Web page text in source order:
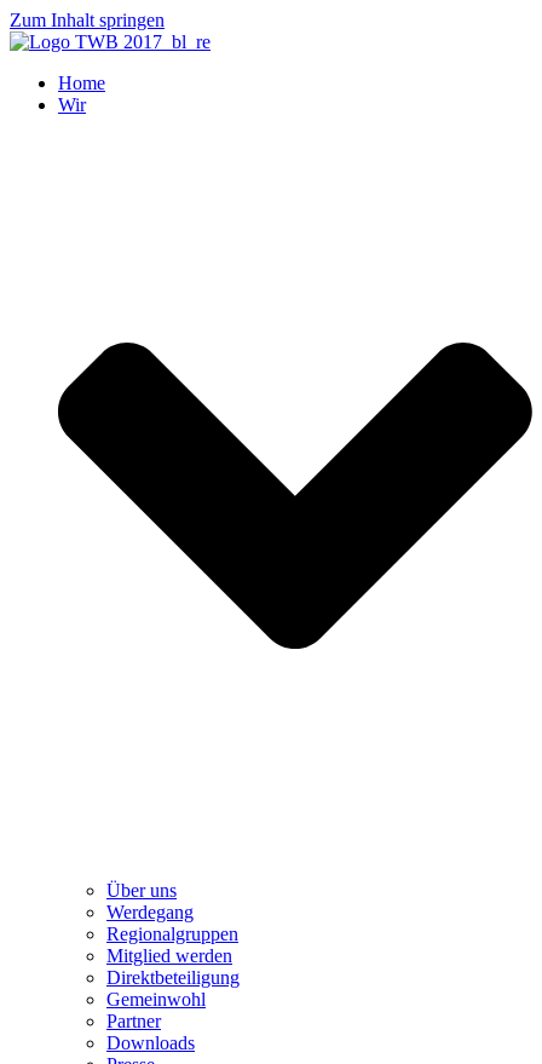
Zum Inhalt springen
Home
Wir
Über uns
Werdegang
Regionalgruppen
Mitglied werden
Direktbeteiligung
Gemeinwohl
Partner
Downloads